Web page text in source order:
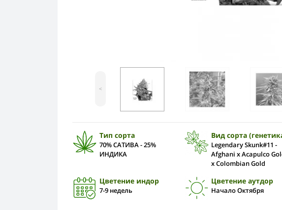
<
Тип сорта
70% САТИВА - 25%
ИНДИКА
Вид сорта
Legendary Skunk#11 -
Afghani х Acapulco
х Colombian Gold
Цветение индор
7-9 недель
Цветение аутдор
Начало Октября